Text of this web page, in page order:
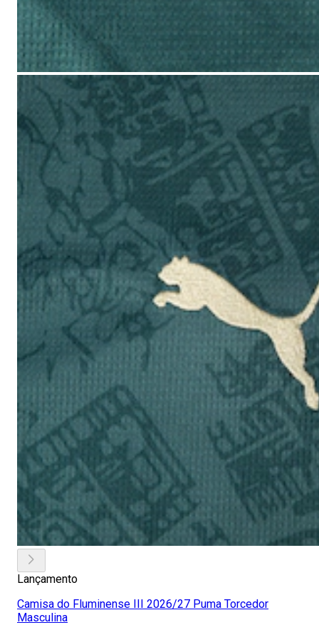
Lançamento
Camisa do Fluminense III 2026/27 Puma Torcedor
Masculina